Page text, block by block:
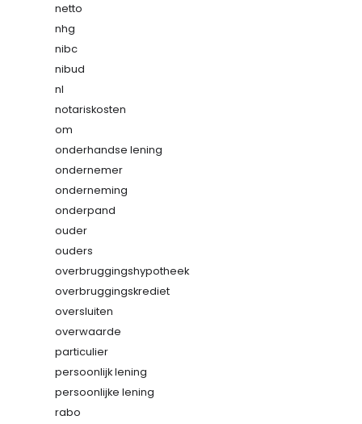
netto
nhg
nibc
nibud
nl
notariskosten
om
onderhandse lening
ondernemer
onderneming
onderpand
ouder
ouders
overbruggingshypotheek
overbruggingskrediet
oversluiten
overwaarde
particulier
persoonlijk lening
persoonlijke lening
rabo